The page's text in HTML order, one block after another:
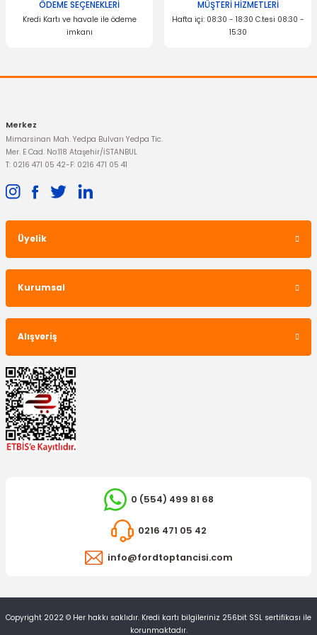
Ön Aks Komple Transit V362 V363 Kısa Şase Önden Çeker Sol
İTHAL ÜRÜN
Ön Aks Komple Transit V362 V363 Uzun Şase Önden Çeker Sağ
ÖDEME SEÇENEKLERİ
Kredi Kartı ve havale ile ödeme
imkanı
MÜŞTERİ HİZMETLERİ
Hafta içi: 08:30 - 18:30 C.tesi 08:30 -
15:30
Merkez
Mimarsinan Mah. Yedpa Bulvarı Yedpa Tic.
Mer. E Cad. No:118 Ataşehir/İSTANBUL
T: 0216 471 05 42-F: 0216 471 05 41
Üyelik
Kurumsal
Alışveriş
0 (554) 499 81 68
0216 471 05 42
info@fordtoptancisi.com
Copyright 2022 © Her hakkı saklıdır. Kredi kartı bilgileriniz 256bit SSL sertifikası ile
korunmaktadır.